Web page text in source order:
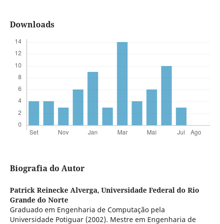
Downloads
Biografia do Autor
Patrick Reinecke Alverga, Universidade Federal do Rio
Grande do Norte
Graduado em Engenharia de Computação pela
Universidade Potiguar (2002). Mestre em Engenharia de